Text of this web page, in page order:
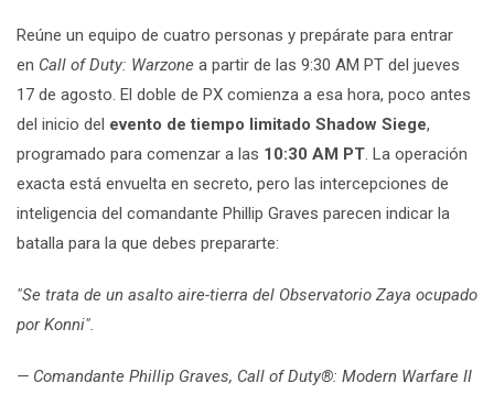
Reúne un equipo de cuatro personas y prepárate para entrar
en Call of Duty: Warzone a partir de las 9:30 AM PT del jueves
17 de agosto. El doble de PX comienza a esa hora, poco antes
del inicio del evento de tiempo limitado Shadow Siege,
programado para comenzar a las 10:30 AM PT. La operación
exacta está envuelta en secreto, pero las intercepciones de
inteligencia del comandante Phillip Graves parecen indicar la
batalla para la que debes prepararte:
"Se trata de un asalto aire-tierra del Observatorio Zaya ocupado
por Konni".
— Comandante Phillip Graves, Call of Duty®: Modern Warfare II